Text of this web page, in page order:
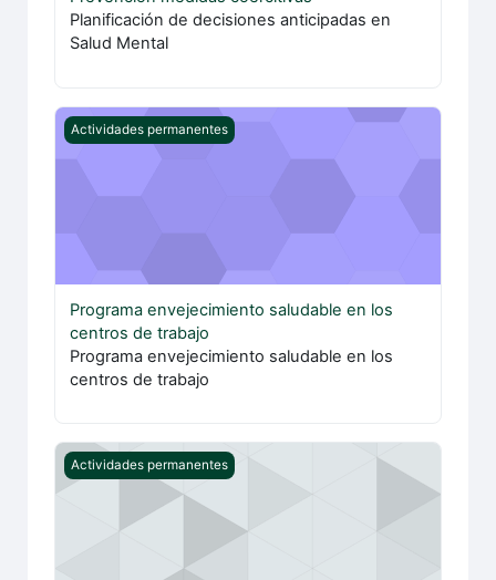
Planificación de decisiones anticipadas en
Salud Mental
Programa envejecimiento saludable en los centros de
Actividades permanentes
Programa envejecimiento saludable en los
centros de trabajo
Programa envejecimiento saludable en los
centros de trabajo
Recursos para la Adaptación de puestos
Actividades permanentes